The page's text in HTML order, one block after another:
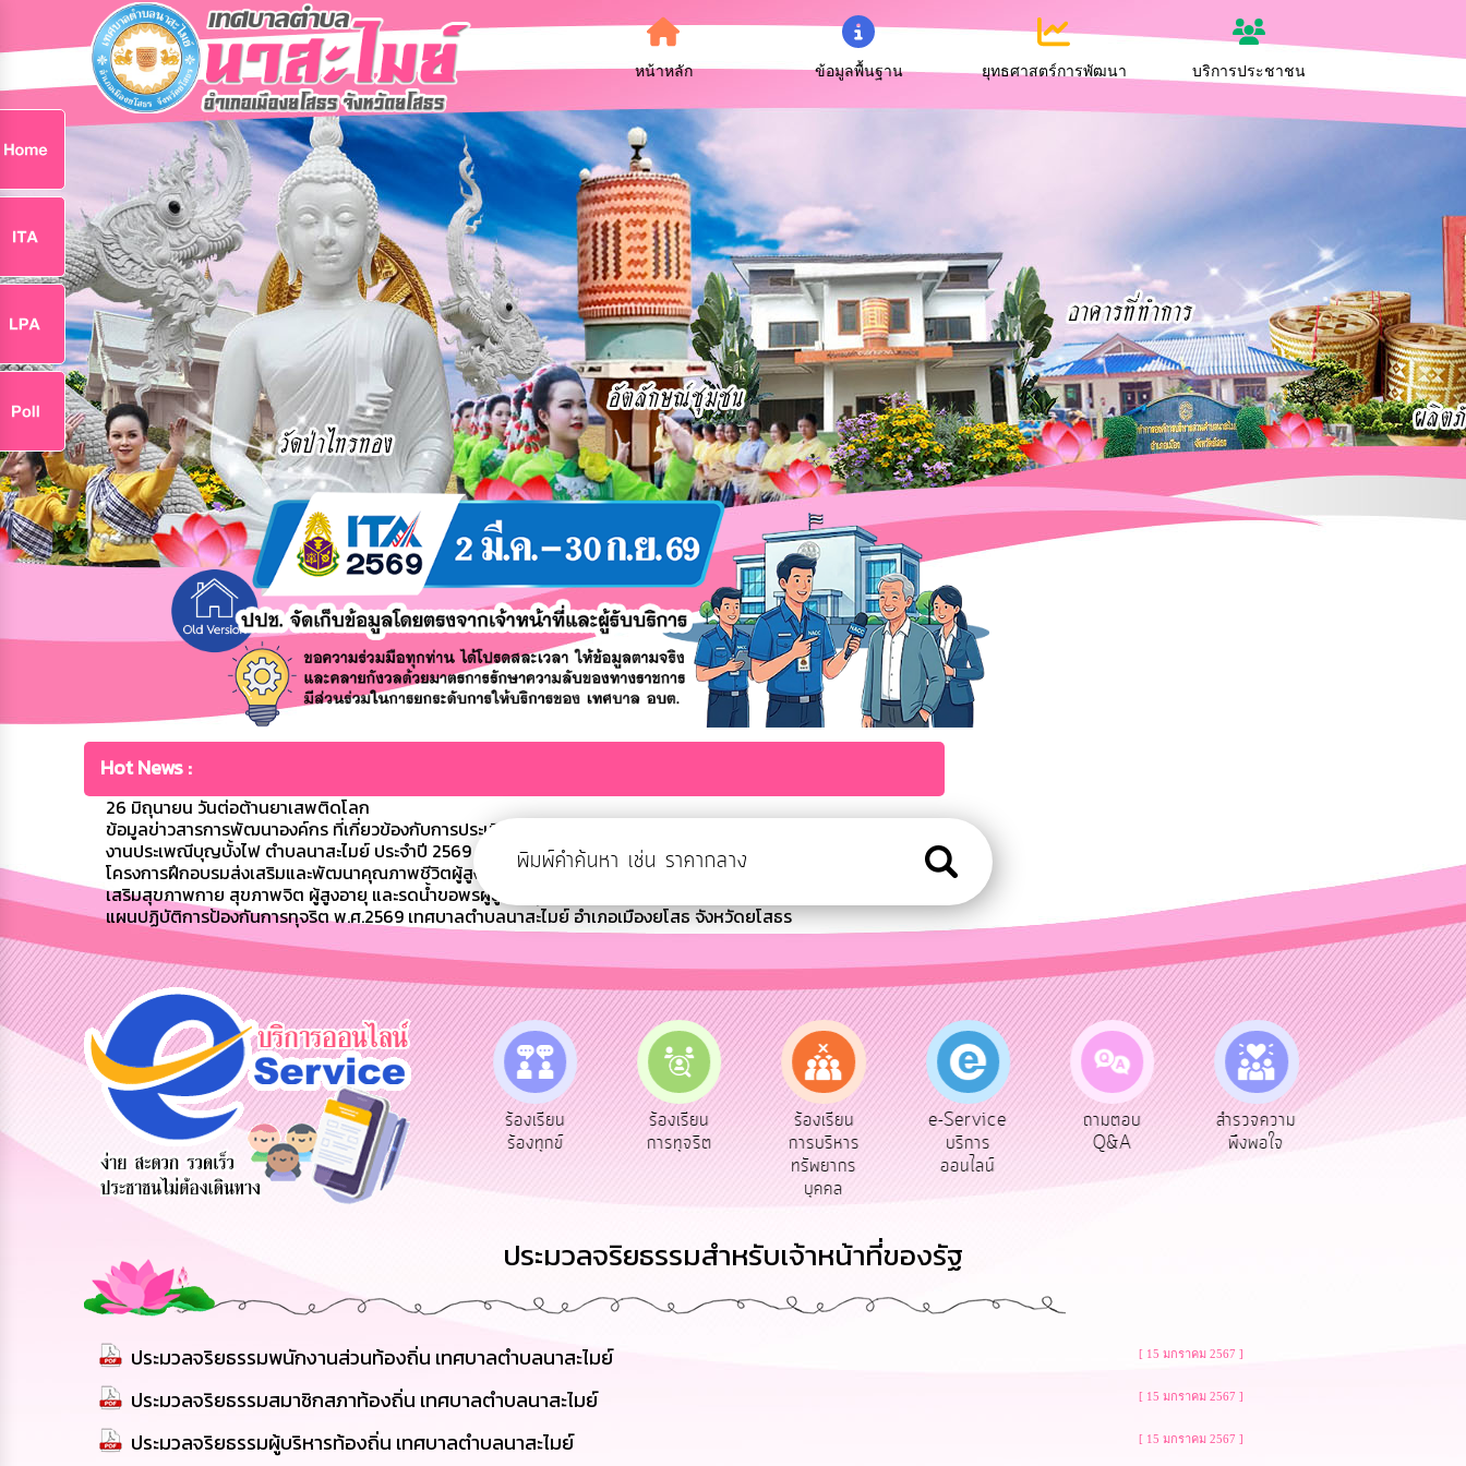
หน้าหลัก ข้อมูลพื้นฐาน ยุทธศาสตร์การพัฒนา บริการประชาชน
Hot News :
26 มิถุนายน วันต่อต้านยาเสพติดโลก
ข้อมูลข่าวสารการพัฒนาองค์กร ที่เกี่ยวข้องกับการประเมิน ITA ประจำปีงบประมาณ พ.ศ. 2569
งานประเพณีบุญบั้งไฟ ตำบลนาสะไมย์ ประจำปี 2569
โครงการฝึกอบรมส่งเสริมและพัฒนาคุณภาพชีวิตผู้สูงอายุจัดให้มีกิจกรรม ตรวจสุขภาพเบื้องต้นสำหรับผู้สูงอายุ ฝึกอบรมส่ง
เสริมสุขภาพกาย สุขภาพจิต ผู้สูงอายุ และรดน้ำขอพรผู้สูงอายุเนื่องในวันสงกรานต์ ประจำปี 2
แผนปฏิบัติการป้องกันการทุจริต พ.ศ.2569 เทศบาลตำบลนาสะไมย์ อำเภอเมืองยโสธ จังหวัดยโสธร
ต่อ
สายด่วนผู้
บริหาร
รับฟังความ
คิดเห็น
ประชาชน
ร้องเรียน
ร้องทุกข์
ร้องเรียน
การทุจริต
ร้องเรียน
การบริหาร
ทรัพยากร
e-Service
บริการ
ออนไลน์
ถามตอบ
Q&A
สำรวจความ
ผู้รับเบีย
ประเ
ประมวลจริยธรรมสำหรับเจ้าหน้าที่ของรัฐ
ประมวลจริยธรรมพนักงานส่วนท้องถิ่น เทศบาลตำบลนาสะไมย์ [ 15 มกราคม 2567 ]
ประมวลจริยธรรมสมาชิกสภาท้องถิ่น เทศบาลตำบลนาสะไมย์ [ 15 มกราคม 2567 ]
ประมวลจริยธรรมผู้บริหารท้องถิ่น เทศบาลตำบลนาสะไมย์ [ 15 มกราคม 2567 ]